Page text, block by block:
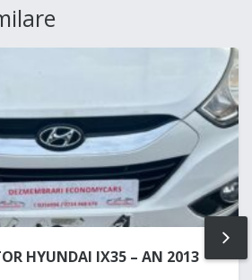
HYUNDAI IX35 – AN 2013